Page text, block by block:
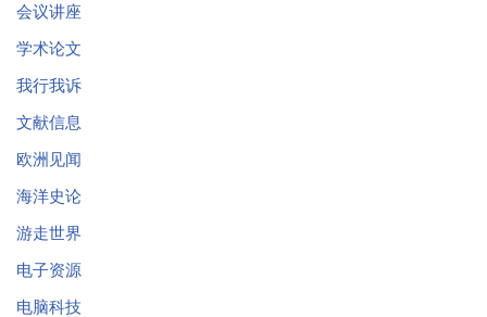
会议讲座
学术论文
我行我诉
文献信息
欧洲见闻
海洋史论
游走世界
电子资源
电脑科技